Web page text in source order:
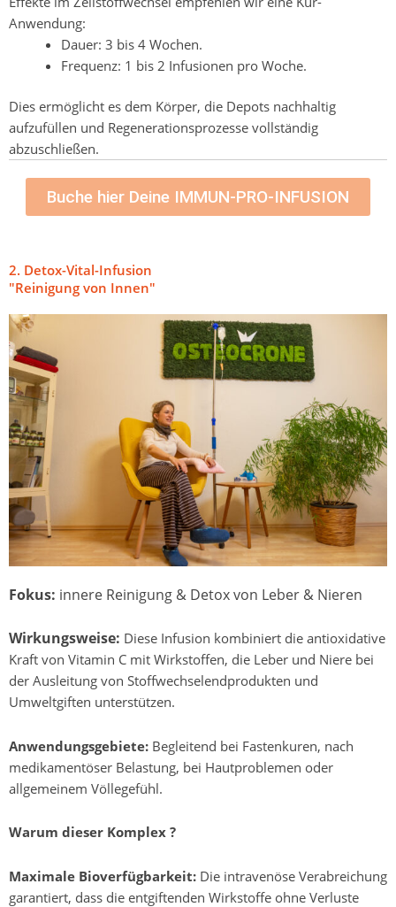
Anwendung:
Dauer: 3 bis 4 Wochen.
Frequenz: 1 bis 2 Infusionen pro Woche.
Dies ermöglicht es dem Körper, die Depots nachhaltig
aufzufüllen und Regenerationsprozesse vollständig
abzuschließen.
Buche hier Deine IMMUN-PRO-INFUSION
2. Detox-Vital-Infusion
"Reinigung von Innen"
Fokus: innere Reinigung & Detox von Leber & Nieren
Wirkungsweise: Diese Infusion kombiniert die antioxidative
Kraft von Vitamin C mit Wirkstoffen, die Leber und Niere bei
der Ausleitung von Stoffwechselendprodukten und
Umweltgiften unterstützen.
Anwendungsgebiete: Begleitend bei Fastenkuren, nach
medikamentöser Belastung, bei Hautproblemen oder
allgemeinem Völlegefühl.
Warum dieser Komplex ?
Maximale Bioverfügbarkeit: Die intravenöse Verabreichung
garantiert, dass die entgiftenden Wirkstoffe ohne Verluste